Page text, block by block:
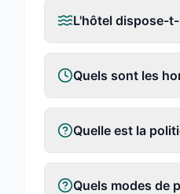
L'hôtel dispose-
Quels sont les
Quelle est la
Quels modes de